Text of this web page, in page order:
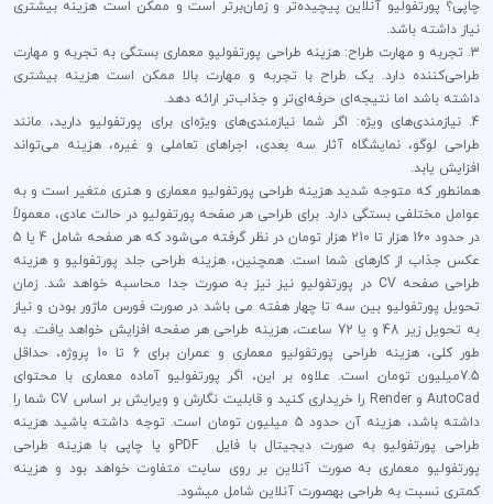
چاپی؟ پورتفولیو آنلاین پیچیده‌تر و زمان‌برتر است و ممکن است هزینه بیشتری
نیاز داشته باشد.
3. تجربه و مهارت طراح: هزینه طراحی پورتفولیو معماری بستگی به تجربه و مهارت
طراحی‌کننده دارد. یک طراح با تجربه و مهارت بالا ممکن است هزینه بیشتری
داشته باشد اما نتیجه‌ای حرفه‌ای‌تر و جذاب‌تر ارائه دهد.
4. نیازمندی‌های ویژه: اگر شما نیازمندی‌های ویژه‌ای برای پورتفولیو دارید، مانند
طراحی لوگو، نمایشگاه آثار سه بعدی، اجراهای تعاملی و غیره، هزینه می‌تواند
افزایش یابد.
همانطور که متوجه شدید هزینه طراحی پورتفولیو معماری و هنری متغیر است و به
عوامل مختلفی بستگی دارد. برای طراحی هر صفحه پورتفولیو در حالت عادی، معمولاً
در حدود 160 هزار تا 210 هزار تومان در نظر گرفته می‌شود که هر صفحه شامل 4 یا 5
عکس جذاب از کارهای شما است. همچنین، هزینه طراحی جلد پورتفولیو و هزینه
طراحی صفحه CV در پورتفولیو نیز نیز به صورت جدا محاسبه خواهد شد. زمان
تحویل پورتفولیو بین سه تا چهار هفته می باشد در صورت فورس ماژور بودن و نیاز
به تحویل زیر 48 و یا 72 ساعت، هزینه طراحی هر صفحه افزایش خواهد یافت. به
طور کلی، هزینه طراحی پورتفولیو معماری و عمران برای 6 تا 10 پروژه، حداقل
7.5میلیون تومان است. علاوه بر این، اگر پورتفولیو آماده معماری با محتوای
AutoCad و Render را خریداری کنید و قابلیت نگارش و ویرایش بر اساس CV شما را
داشته باشد، هزینه آن حدود 5 میلیون تومان است. توجه داشته باشید هزینه
طراحی پورتفولیو به صورت دیجیتال با فایل PDFو یا چاپی با هزینه طراحی
پورتفولیو معماری به صورت آنلاین بر روی سایت متفاوت خواهد بود و هزینه
کمتری نسبت به طراحی بهصورت آنلاین شامل میشود.